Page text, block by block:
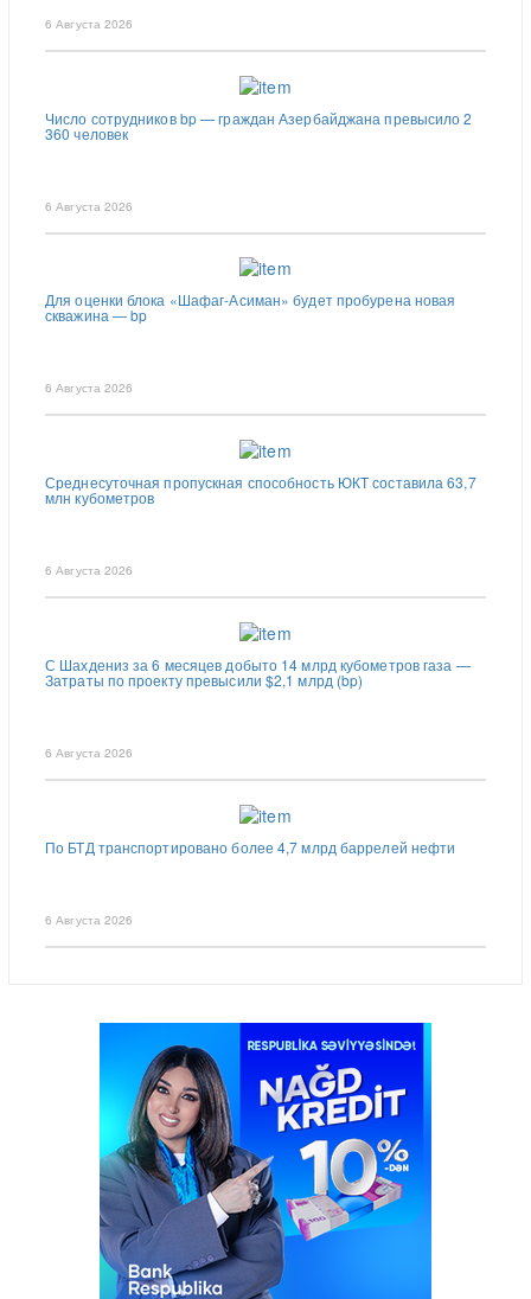
6 Августа 2026
Число сотрудников bp — граждан Азербайджана превысило 2
360 человек
6 Августа 2026
Для оценки блока «Шафаг-Асиман» будет пробурена новая
скважина — bp
6 Августа 2026
Среднесуточная пропускная способность ЮКТ составила 63,7
млн кубометров
6 Августа 2026
С Шахдениз за 6 месяцев добыто 14 млрд кубометров газа —
Затраты по проекту превысили $2,1 млрд (bp)
6 Августа 2026
По БТД транспортировано более 4,7 млрд баррелей нефти
6 Августа 2026